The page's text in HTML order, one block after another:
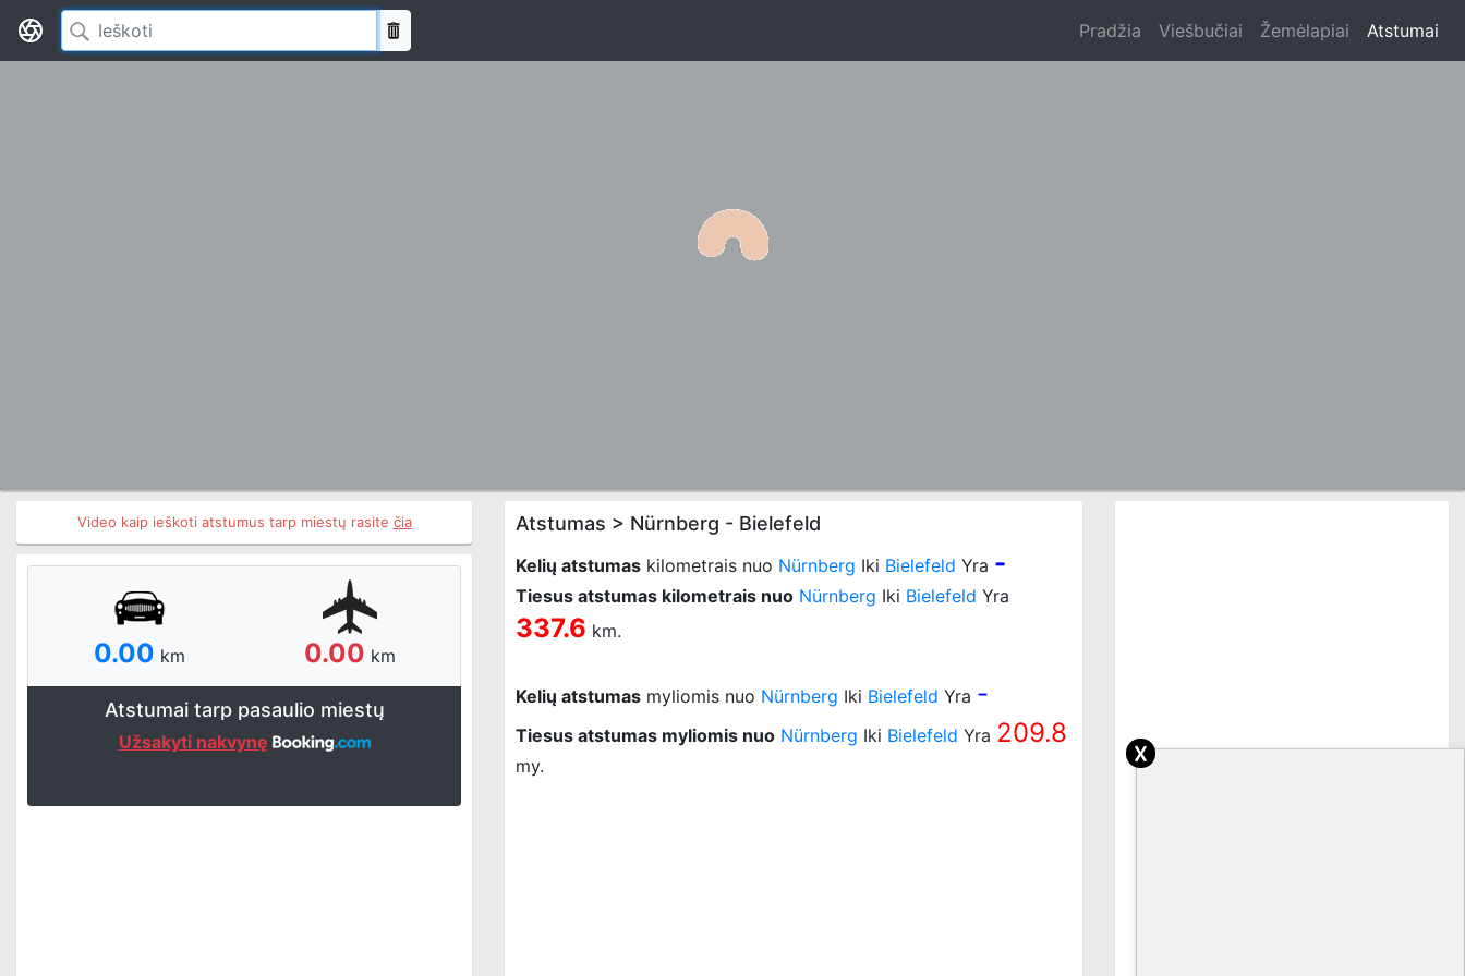
Pradžia Viešbučiai Žemėlapiai Atstumai
Video kaip ieškoti atstumus tarp miestų rasite čia
0.00 km 0.00 km
Atstumai tarp pasaulio miestų
Užsakyti nakvynę
Atstumas > Nürnberg - Bielefeld
Kelių atstumas kilometrais nuo Nürnberg Iki Bielefeld Yra -
Tiesus atstumas kilometrais nuo Nürnberg Iki Bielefeld Yra
337.6 km.
Kelių atstumas myliomis nuo Nürnberg Iki Bielefeld Yra -
Tiesus atstumas myliomis nuo Nürnberg Iki Bielefeld Yra 209.8
my. x